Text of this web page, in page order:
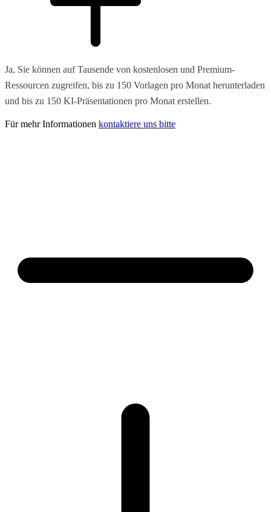
Ja, Sie können auf Tausende von kostenlosen und Premium-
Ressourcen zugreifen, bis zu 150 Vorlagen pro Monat herunterladen
und bis zu 150 KI-Präsentationen pro Monat erstellen.
Für mehr Informationen kontaktiere uns bitte